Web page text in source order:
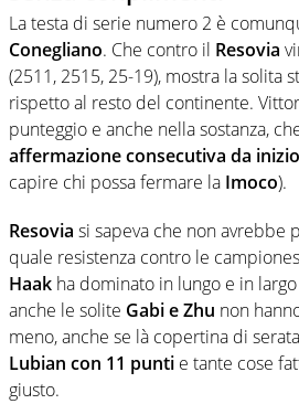
La testa di serie numero 2 è
Conegliano. Che contro il Resovia
(2511, 2515, 25-19), mostra la solita
rispetto al resto del continente.
punteggio e anche nella sostanza,
affermazione consecutiva da
capire chi possa fermare la Imoco).
Resovia si sapeva che non avrebbe
quale resistenza contro le
Haak ha dominato in lungo e in
anche le solite Gabi e Zhu non
meno, anche se là copertina di
Lubian con 11 punti e tante cose
giusto.